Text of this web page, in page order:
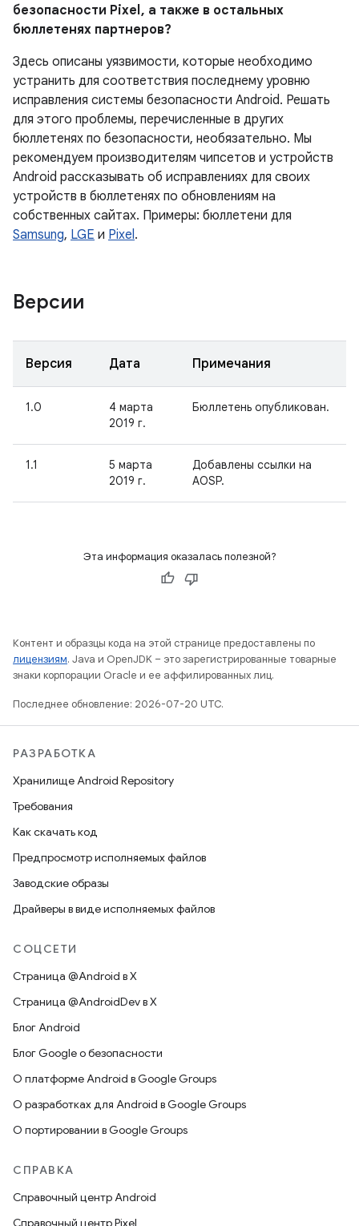
безопасности Pixel , а также в остальных
бюллетенях партнеров?
Здесь описаны уязвимости, которые необходимо
устранить для соответствия последнему уровню
исправления системы безопасности Android. Решать
для этого проблемы, перечисленные в других
бюллетенях по безопасности, необязательно. Мы
рекомендуем производителям чипсетов и устройств
Android рассказывать об исправлениях для своих
устройств в бюллетенях по обновлениям на
собственных сайтах. Примеры: бюллетени для
Samsung, LGE и Pixel.
Версии
Версия Дата Примечания
1.0
4 марта
2019 г.
Бюллетень опубликован.
1.1
5 марта
2019 г.
Добавлены ссылки на
AOSP.
Эта информация оказалась полезной?
Контент и образцы кода на этой странице предоставлены по
лицензиям. Java и OpenJDK – это зарегистрированные товарные
знаки корпорации Oracle и ее аффилированных лиц.
Последнее обновление: 2026-07-20 UTC.
РАЗРАБОТКА
Хранилище Android Repository
Требования
Как скачать код
Предпросмотр исполняемых файлов
Заводские образы
Драйверы в виде исполняемых файлов
СОЦСЕТИ
Страница @Android в X
Страница @AndroidDev в X
Блог Android
Блог Google о безопасности
О платформе Android в Google Groups
О разработках для Android в Google Groups
О портировании в Google Groups
СПРАВКА
Справочный центр Android
Справочный центр Pixel